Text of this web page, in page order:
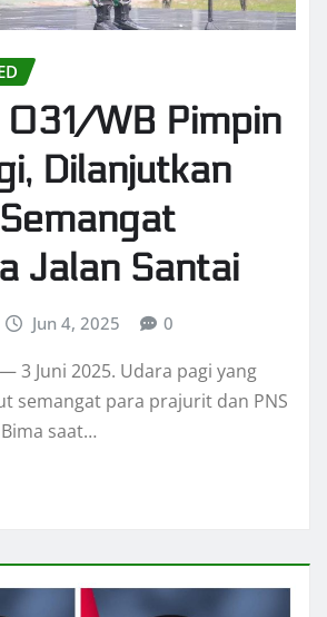
031/WB Pimpin
Dilanjutkan
Jalan Santai
Jun 4, 2025 0
3 Juni 2025. Udara pagi yang
semangat para prajurit dan PNS
saat…